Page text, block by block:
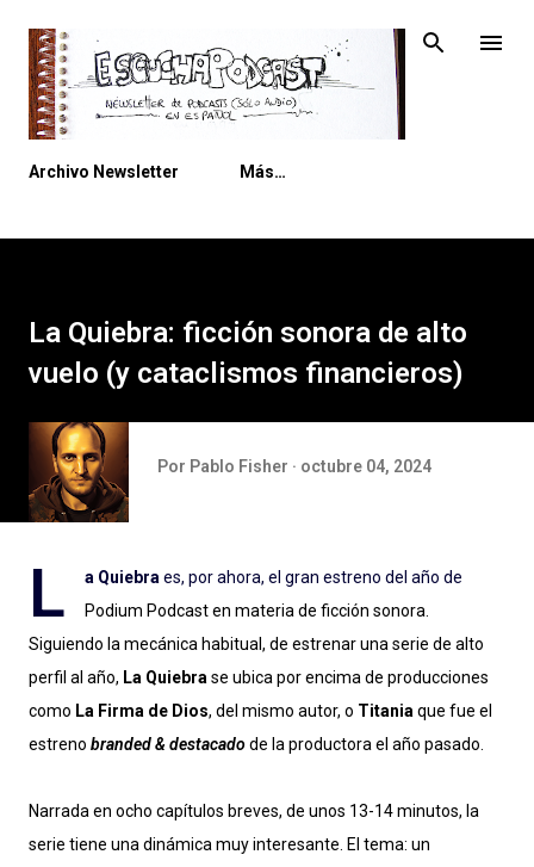
Archivo Newsletter Más…
La Quiebra: ficción sonora de alto
vuelo (y cataclismos financieros)
Por Pablo Fisher octubre 04, 2024
L a Quiebraes, por ahora, el gran estreno del año de
Podium Podcast en materia de ficción sonora.
Siguiendo la mecánica habitual, de estrenar una serie de alto
perfil al año, La Quiebrase ubica por encima de producciones
como La Firma de Dios, del mismo autor, o Titaniaque fue el
estreno branded & destacadode la productora el año pasado.
Narrada en ocho capítulos breves, de unos 13-14 minutos, la
serie tiene una dinámica muy interesante. El tema: un